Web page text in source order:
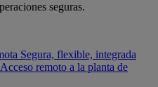
seguras.
Segura, flexible, integrada
Acceso remoto a la planta de